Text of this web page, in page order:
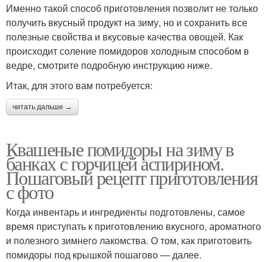
Именно такой способ приготовления позволит не только
получить вкусный продукт на зиму, но и сохранить все
полезные свойства и вкусовые качества овощей. Как
происходит соление помидоров холодным способом в
ведре, смотрите подробную инструкцию ниже.
Итак, для этого вам потребуется:
читать дальше →
Квашеные помидоры на зиму в
банках с горчицей аспирином.
Пошаговый рецепт приготовления
с фото
Когда инвентарь и ингредиенты подготовлены, самое
время приступать к приготовлению вкусного, ароматного
и полезного зимнего лакомства. О том, как приготовить
помидоры под крышкой пошагово — далее.